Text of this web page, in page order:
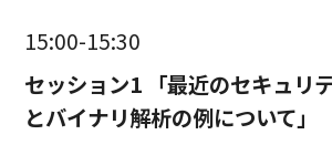
15:00-15:30
セッション1 「最近のセキュリ
とバイナリ解析の例について」